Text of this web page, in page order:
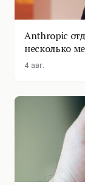
Anthropic
несколько
4 авг.